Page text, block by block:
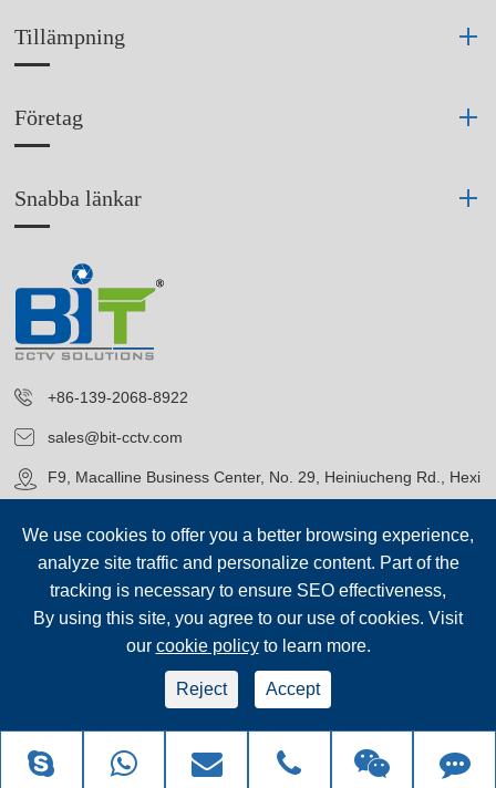
Tillämpning
Företag
Snabba länkar
+86-139-2068-8922
sales@bit-cctv.com
F9, Macalline Business Center, No. 29, Heiniucheng Rd., Hexi
Upphovsrätt©Blue Icon (Tianjin) Technology Co., Ltd.
rättigheter förbehållna.
Webbkartan Integritetspolicy
We use cookies to offer you a better browsing experience,
analyze site traffic and personalize content. Part of the
tracking is necessary to ensure SEO effectiveness,
By using this site, you agree to our use of cookies. Visit
our cookie policyto learn more.
Reject Accept